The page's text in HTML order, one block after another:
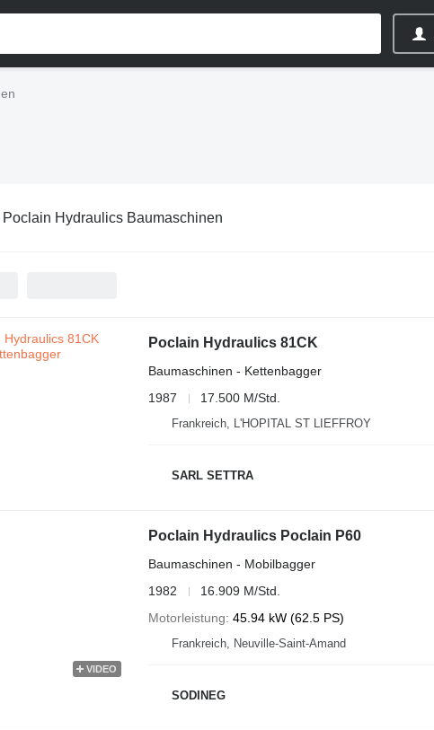
Poclain Hydraulics Baumaschinen
Poclain Hydraulics 81CK
Baumaschinen - Kettenbagger
1987
17.500 M/Std.
Frankreich, L'HOPITAL ST LIEFFROY
SARL SETTRA
VIDEO
Poclain Hydraulics Poclain P60
Baumaschinen - Mobilbagger
1982
16.909 M/Std.
Motorleistung 45.94 kW (62.5 PS)
Frankreich, Neuville-Saint-Amand
SODINEG